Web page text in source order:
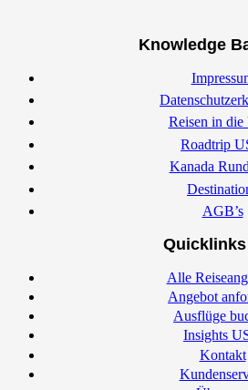
Knowledge
Reisen in die
Roadtrip
Kanada
AGB’s
Quicklinks
Alle
Angebot
Ausflüge
Insights
Kontakt